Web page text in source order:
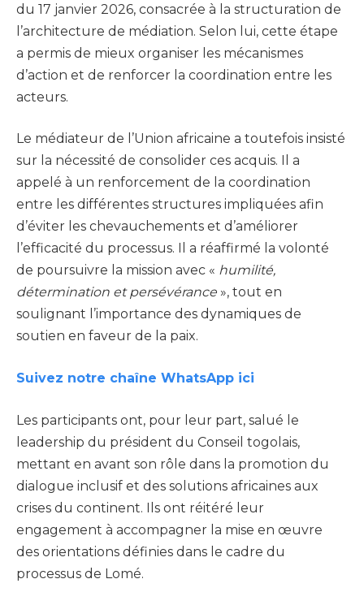
du 17 janvier 2026, consacrée à la structuration de
l’architecture de médiation. Selon lui, cette étape
a permis de mieux organiser les mécanismes
d’action et de renforcer la coordination entre les
acteurs.
Le médiateur de l’Union africaine a toutefois insisté
sur la nécessité de consolider ces acquis. Il a
appelé à un renforcement de la coordination
entre les différentes structures impliquées afin
d’éviter les chevauchements et d’améliorer
l’efficacité du processus. Il a réaffirmé la volonté
de poursuivre la mission avec « humilité,
détermination et persévérance », tout en
soulignant l’importance des dynamiques de
soutien en faveur de la paix.
Suivez notre chaîne WhatsApp ici
Les participants ont, pour leur part, salué le
leadership du président du Conseil togolais,
mettant en avant son rôle dans la promotion du
dialogue inclusif et des solutions africaines aux
crises du continent. Ils ont réitéré leur
engagement à accompagner la mise en œuvre
des orientations définies dans le cadre du
processus de Lomé.